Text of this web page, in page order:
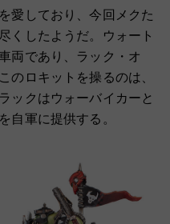
愛しており、今回メクた
くしたようだ。ウォート
両であり、ラック・オ
のロキットを操るのは、
ックはウォーバイカーと
自軍に提供する。